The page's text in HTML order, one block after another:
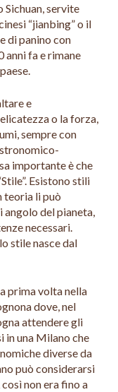
servite
“jianbing” o il
di panino con
anni fa e rimane
e
o la forza,
sempre con
importante è che
Esistono stili
teoria li può
del pianeta,
necessari.
stile nasce dal
prima volta nella
dove, nel
attendere gli
in una Milano che
diverse da
può considerarsi
non era fino a